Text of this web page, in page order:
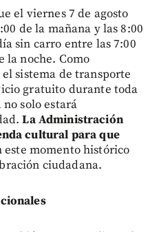
el viernes 7 de agosto
de la mañana y las 8:00
sin carro entre las 7:00
la noche. Como
sistema de transporte
gratuito durante toda
solo estará
La Administración
cultural para que
momento histórico
ciudadana.